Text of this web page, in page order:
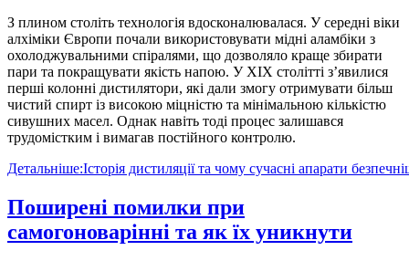
З плином століть технологія вдосконалювалася. У середні віки
алхіміки Європи почали використовувати мідні аламбіки з
охолоджувальними спіралями, що дозволяло краще збирати
пари та покращувати якість напою. У XIX столітті з’явилися
перші колонні дистилятори, які дали змогу отримувати більш
чистий спирт із високою міцністю та мінімальною кількістю
сивушних масел. Однак навіть тоді процес залишався
трудомістким і вимагав постійного контролю.
Детальніше:Історія дистиляції та чому сучасні апарати
Поширені помилки при
самогоноварінні та як їх уникнути